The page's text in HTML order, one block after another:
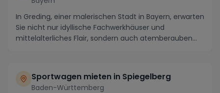
In Greding, einer malerischen Stadt in Bayern, erwarten
Sie nicht nur idyllische Fachwerkhäuser und
mittelalterliches Flair, sondern auch atemberauben...
Sportwagen mieten in Spiegelberg
Baden-Württemberg